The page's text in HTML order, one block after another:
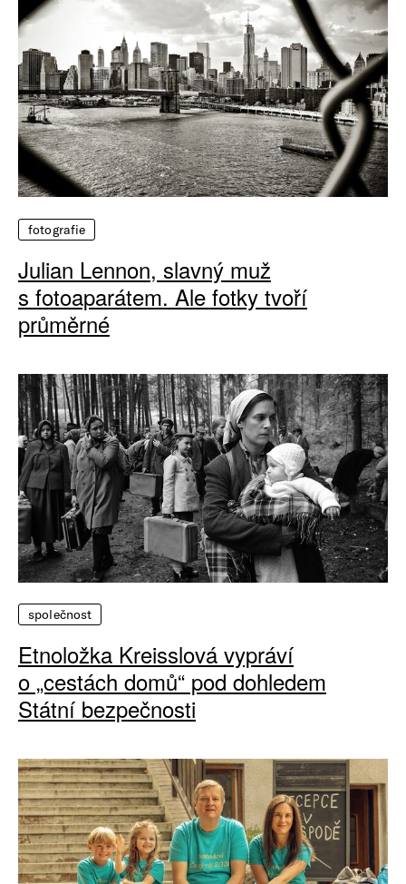
fotografie
Julian Lennon, slavný muž
s fotoaparátem. Ale fotky tvoří
průměrné
společnost
Etnoložka Kreisslová vypráví
o „cestách domů“ pod dohledem
Státní bezpečnosti